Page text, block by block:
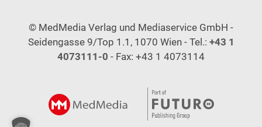
© MedMedia Verlag und Mediaservice GmbH -
Seidengasse 9/Top 1.1, 1070 Wien - Tel.: +43 1
4073111-0 - Fax: +43 1 4073114